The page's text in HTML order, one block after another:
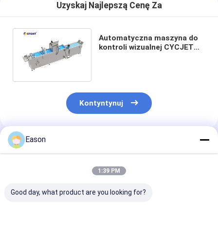
Uzyskaj Najlepszą Cenę Za
Automatyczna maszyna do
kontroli wizualnej CYCJET
Kontyntynuj
Polecane Produkty
Eason
1:39 PM
Good day, what product are you looking for?